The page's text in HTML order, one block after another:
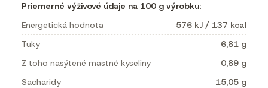
Priemerné výživové údaje na 100 g výrobku:
Energetická hodnota
576 kJ / 137 kcal
Tuky
6,81 g
Z toho nasýtené mastné kyseliny
0,89 g
Sacharidy
15,05 g